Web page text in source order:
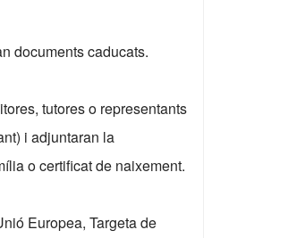
documents caducats.
tutores o representants
i adjuntaran la
o certificat de naixement.
Europea, Targeta de